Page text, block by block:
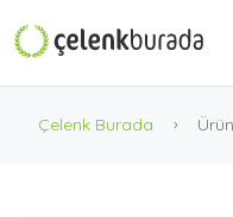
Çelenk Burada